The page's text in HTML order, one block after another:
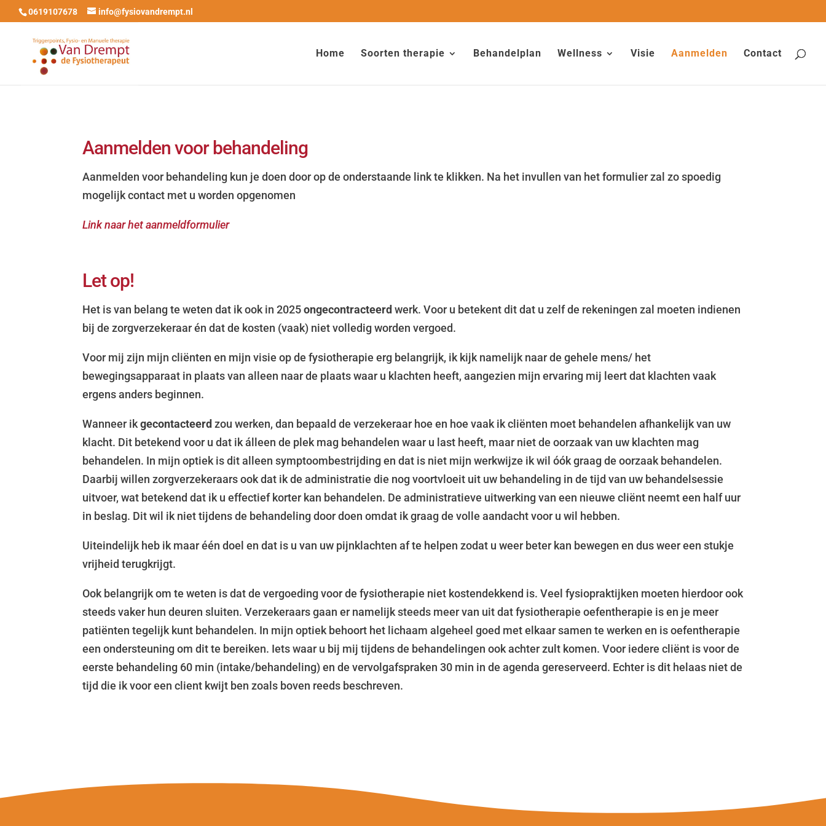
0619107678 info@fysiovandrempt.nl
Home Soorten therapie Behandelplan Wellness Visie Aanmelden Contact
Aanmelden voor behandeling
Aanmelden voor behandeling kun je doen door op de onderstaande link te klikken. Na het invullen van het formulier zal zo spoedig
mogelijk contact met u worden opgenomen
Link naar het aanmeldformulier
Let op!
Het is van belang te weten dat ik ook in 2025ongecontracteerd werk. Voor u betekent dit dat u zelf de rekeningen zal moeten indienen
bij de zorgverzekeraar én dat de kosten (vaak) niet volledig worden vergoed.
Voor mij zijn mijn cliënten en mijn visie op de fysiotherapie erg belangrijk, ik kijk namelijk naar de gehele mens/ het
bewegingsapparaat in plaats van alleen naar de plaats waar u klachten heeft, aangezien mijn ervaring mij leert dat klachten vaak
ergens anders beginnen.
Wanneer ikgecontacteerd zou werken, dan bepaald de verzekeraar hoe en hoe vaak ik cliënten moet behandelen afhankelijk van uw
klacht. Dit betekend voor u dat ik álleen de plek mag behandelen waar u last heeft, maar niet de oorzaak van uw klachten mag
behandelen. In mijn optiek is dit alleen symptoombestrijding en dat is niet mijn werkwijze ik wil óók graag de oorzaak behandelen.
Daarbij willen zorgverzekeraars ook dat ik de administratie die nog voortvloeit uit uw behandeling in de tijd van uw behandelsessie
uitvoer, wat betekend dat ik u effectief korter kan behandelen. De administratieve uitwerking van een nieuwe cliënt neemt een half uur
in beslag. Dit wil ik niet tijdens de behandeling door doen omdat ik graag de volle aandacht voor u wil hebben.
Uiteindelijk heb ik maar één doel en dat is u van uw pijnklachten af te helpen zodat u weer beter kan bewegen en dus weer een stukje
vrijheid terugkrijgt.
Ook belangrijk om te weten is dat de vergoeding voor de fysiotherapie niet kostendekkend is. Veel fysiopraktijken moeten hierdoor ook
steeds vaker hun deuren sluiten. Verzekeraars gaan er namelijk steeds meer van uit dat fysiotherapie oefentherapie is en je meer
patiënten tegelijk kunt behandelen. In mijn optiek behoort het lichaam algeheel goed met elkaar samen te werken en is oefentherapie
een ondersteuning om dit te bereiken. Iets waar u bij mij tijdens de behandelingen ook achter zult komen. Voor iedere cliënt is voor de
eerste behandeling 60 min (intake/behandeling) en de vervolgafspraken 30 min in de agenda gereserveerd. Echter is dit helaas niet de
tijd die ik voor een client kwijt ben zoals boven reeds beschreven.